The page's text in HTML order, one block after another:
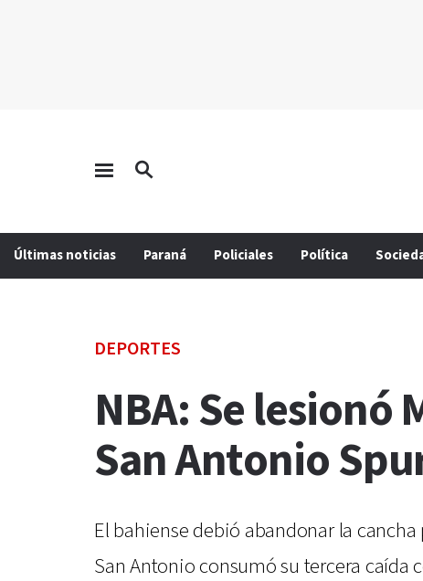
Últimas noticias Paraná Policiales Política
DEPORTES
NBA: Se lesionó
San Antonio
El bahiense debió abandonar la
San Antonio consumó su tercera caída